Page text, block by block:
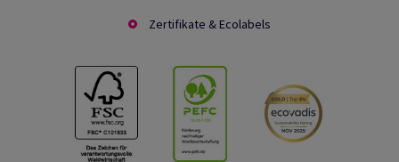
Zertifikate & Ecolabels